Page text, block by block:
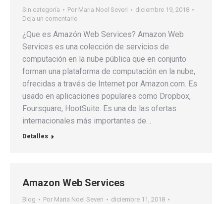
Sin categoría Por Maria Noel Severi
diciembre 19, 2018
Deja un comentario
¿Que es Amazón Web Services? Amazon Web
Services es una colección de servicios de
computación en la nube pública que en conjunto
forman una plataforma de computación en la nube,
ofrecidas a través de Internet por Amazon.com. Es
usado en aplicaciones populares como Dropbox,
Foursquare, HootSuite. Es una de las ofertas
internacionales más importantes de…
Detalles
Amazon Web Services
Blog Por Maria Noel Severi
diciembre 11, 2018